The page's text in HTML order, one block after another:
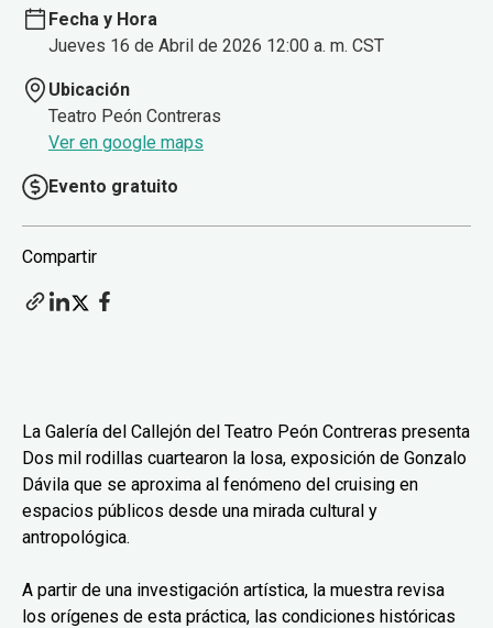
Fecha y Hora
Jueves 16 de Abril de 2026 12:00 a. m. CST
Ubicación
Teatro Peón Contreras
Ver en google maps
Evento gratuito
Compartir
La Galería del Callejón del Teatro Peón Contreras presenta
Dos mil rodillas cuartearon la losa, exposición de Gonzalo
Dávila que se aproxima al fenómeno del cruising en
espacios públicos desde una mirada cultural y
antropológica.
A partir de una investigación artística, la muestra revisa
los orígenes de esta práctica, las condiciones históricas